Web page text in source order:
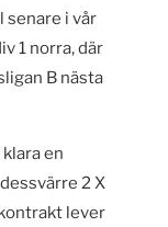
senare i vår
1 norra, där
B nästa
en
2 X
lever